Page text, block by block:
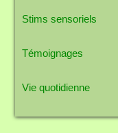
Stims sensoriels
Témoignages
Vie quotidienne